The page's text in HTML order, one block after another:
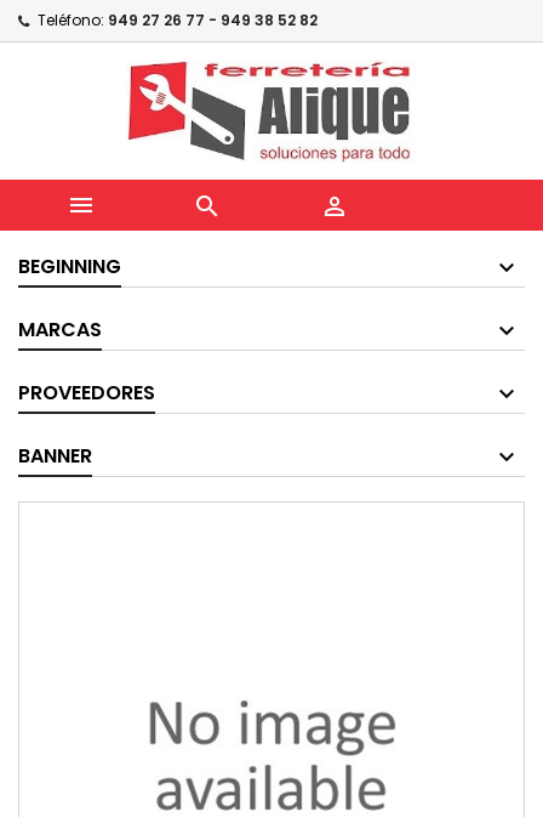
Teléfono: 949 27 26 77 - 949 38 52 82
  
BEGINNING
MARCAS
PROVEEDORES
BANNER